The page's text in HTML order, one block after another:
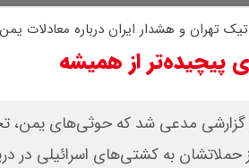
تهران و هشدار ایران درباره معادلات
پیچیده‌تر از همیشه
در گزارشی مدعی شد که حوثی‌های
حملاتشان به کشتی‌های اسرائیلی